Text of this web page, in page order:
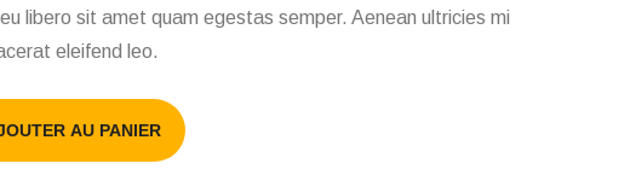
libero sit amet quam egestas semper. Aenean ultricies mi
eleifend leo.
AU PANIER